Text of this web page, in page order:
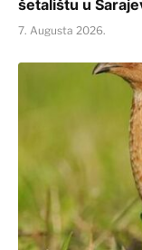
šetalištu u
7. Augusta 2026.